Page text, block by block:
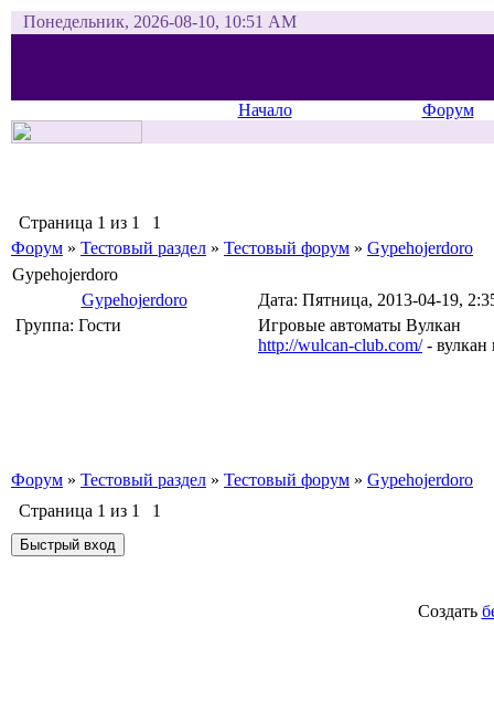
Понедельник, 2026-08-10, 10:51 AM
Начало Форум
Страница 1 из 1
1
Форум » Тестовый раздел » Тестовый форум » Gypehojerdoro
Gypehojerdoro
Gypehojerdoro
Дата: Пятница, 2013-04-19,
Группа: Гости
Игровые автоматы Вулкан
http://wulcan-club.com/- вулкан
Форум » Тестовый раздел » Тестовый форум » Gypehojerdoro
Страница 1 из 1 1
Создать